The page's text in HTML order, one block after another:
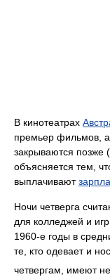
В кинотеатрах
премьер фильмов, а
закрываются позже
объясняется тем,
выплачивают
Ночи четверга
для колледжей и игр
1960-е годы в
те, кто одевает и
четвергам, имеют